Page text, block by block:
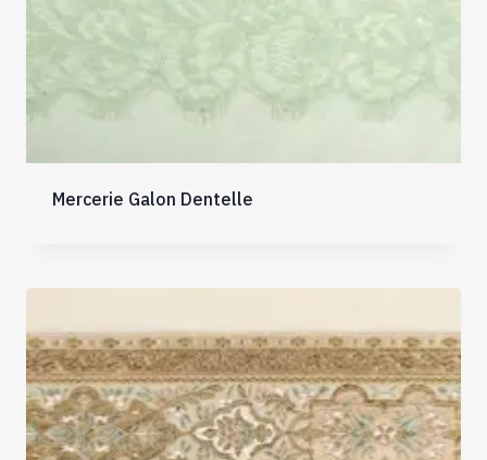
Mercerie Galon Dentelle